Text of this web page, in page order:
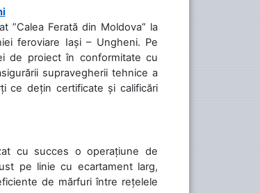
”Calea Ferată din Moldova” la
feroviare Iași – Ungheni. Pe
de proiect în conformitate cu
supravegherii tehnice a
ce dețin certificate și calificări
cu succes o operațiune de
pe linie cu ecartament larg,
de mărfuri între rețelele